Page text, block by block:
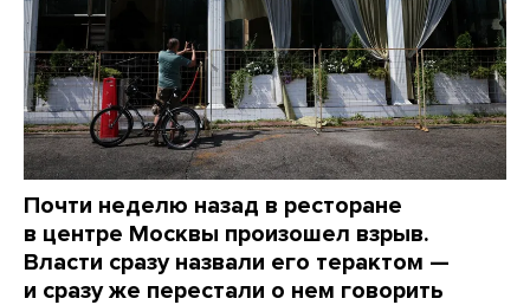
Почти неделю назад в ресторане
в центре Москвы произошел взрыв.
Власти сразу назвали его терактом —
и сразу же перестали о нем говорить